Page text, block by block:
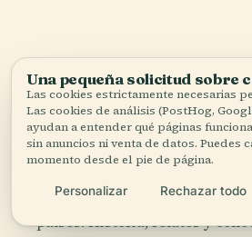
TU CURADOR PERSONAL
Todo Casa
bien contado.
Guías de audio para más de
países. Historia, relatos y
Una pequeña solicitud sobre
Las cookies estrictamente necesarias
Las cookies de análisis (PostHog,
ayudan a entender qué páginas
sin anuncios ni venta de datos. Puedes
momento desde el pie de página.
Personalizar Rechazar todo